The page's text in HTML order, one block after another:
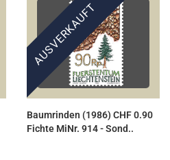
AUSVERKAUFT
Baumrinden (1986) CHF 0.90
Fichte MiNr. 914 - Sond..